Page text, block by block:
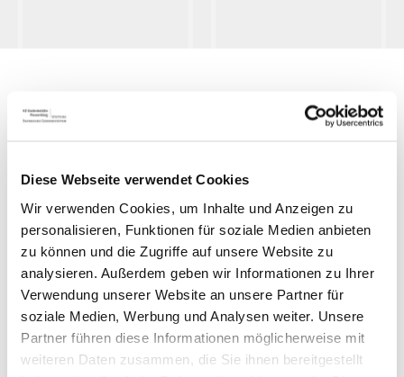
Diese Webseite verwendet Cookies
Wir verwenden Cookies, um Inhalte und Anzeigen zu
personalisieren, Funktionen für soziale Medien anbieten
zu können und die Zugriffe auf unsere Website zu
analysieren. Außerdem geben wir Informationen zu Ihrer
Verwendung unserer Website an unsere Partner für
soziale Medien, Werbung und Analysen weiter. Unsere
Partner führen diese Informationen möglicherweise mit
weiteren Daten zusammen, die Sie ihnen bereitgestellt
Mémorial du camp de concentration de
Gedächtnisallee 5
D-92696 Flossenbürg
+49 9603-90390-0
information@gedenkstaette-flossenbuerg.de
Contact
Qui sommes-nous